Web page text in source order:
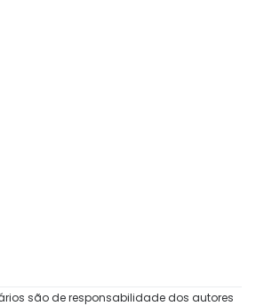
são de responsabilidade dos autores